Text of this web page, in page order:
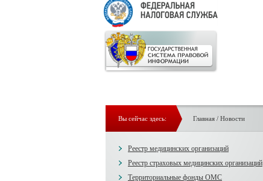
Вы сейчас здесь: Главная/ Новости
Реестр медицинских организаций
Реестр страховых медицинских организаций
Территориальные фонды ОМС